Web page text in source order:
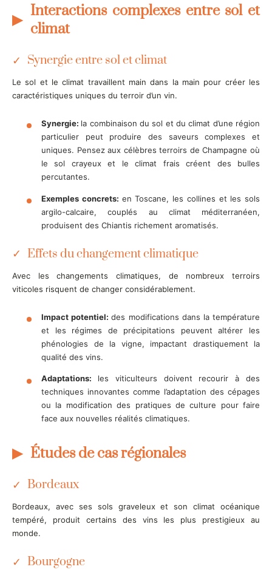
Interactions complexes entre sol et
climat
Synergie entre sol et climat
Le sol et le climat travaillent main dans la main pour créer les
caractéristiques uniques du terroir d’un vin.
Synergie: la combinaison du sol et du climat d’une région
particulier peut produire des saveurs complexes et
uniques. Pensez aux célèbres terroirs de Champagne où
le sol crayeux et le climat frais créent des bulles
percutantes.
Exemples concrets: en Toscane, les collines et les sols
argilo-calcaire, couplés au climat méditerranéen,
produisent des Chiantis richement aromatisés.
Effets du changement climatique
Avec les changements climatiques, de nombreux terroirs
viticoles risquent de changer considérablement.
Impact potentiel:des modifications dans la température
et les régimes de précipitations peuvent altérer les
phénologies de la vigne, impactant drastiquement la
qualité des vins.
Adaptations: les viticulteurs doivent recourir à des
techniques innovantes comme l’adaptation des cépages
ou la modification des pratiques de culture pour faire
face aux nouvelles réalités climatiques.
Études de cas régionales
Bordeaux
Bordeaux, avec ses sols graveleux et son climat océanique
tempéré, produit certains des vins les plus prestigieux au
monde.
Bourgogne